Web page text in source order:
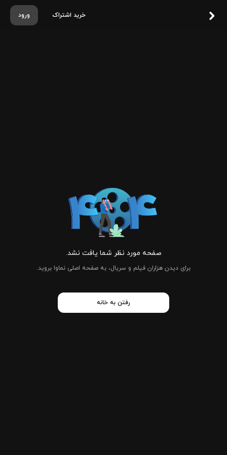
ورود خرید اشتراک
صفحه مورد نظر شما یافت نشد.
برای دیدن هزاران فیلم و سریال، به صفحه اصلی نماوا بروید.
رفتن به خانه